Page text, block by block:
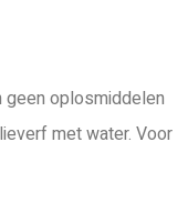
oplosmiddelen
met water. Voor